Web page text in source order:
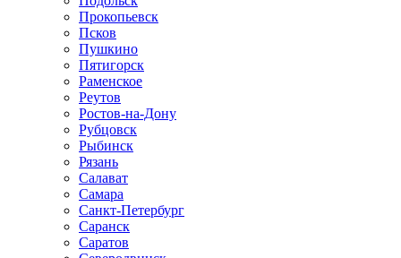
Прокопьевск
Псков
Пушкино
Пятигорск
Раменское
Реутов
Ростов-на-Дону
Рубцовск
Рыбинск
Рязань
Салават
Самара
Санкт-Петербург
Саранск
Саратов